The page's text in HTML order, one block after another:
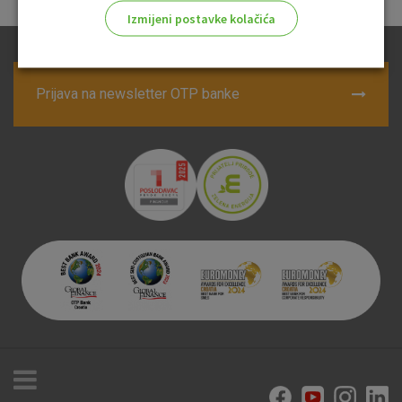
Prijava na newsletter OTP banke
Izmijeni postavke kolačića
Analitički kolačići
Marketinški kolačići
Prihvaćam upotrebu navedenih kolačića
Ovi kolačići nužni su za funkcioniranje internetske stranice i
ne mogu se isključiti u našim sustavima. Uobičajeno se